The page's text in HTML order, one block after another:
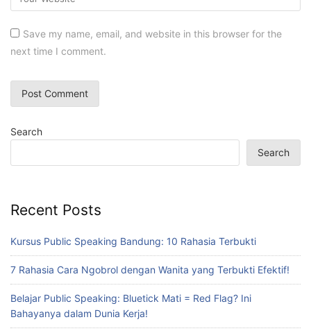
Save my name, email, and website in this browser for the
next time I comment.
Search
Search
Recent Posts
Kursus Public Speaking Bandung: 10 Rahasia Terbukti
7 Rahasia Cara Ngobrol dengan Wanita yang Terbukti Efektif!
Belajar Public Speaking: Bluetick Mati = Red Flag? Ini
Bahayanya dalam Dunia Kerja!